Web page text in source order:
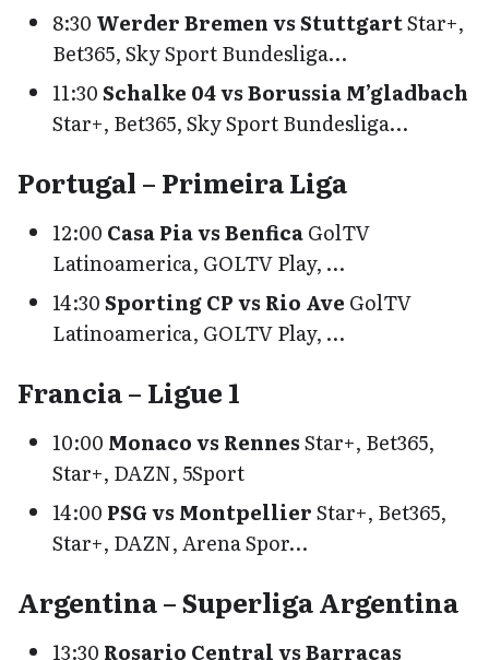
8:30 Werder Bremen vs StuttgartStar+,
Bet365, Sky Sport Bundesliga…
11:30Schalke 04 vs Borussia M’gladbach
Star+, Bet365, Sky Sport Bundesliga…
Portugal – Primeira Liga
12:00 Casa Pia vs BenficaGolTV
Latinoamerica, GOLTV Play, …
14:30Sporting CP vs Rio Ave GolTV
Latinoamerica, GOLTV Play, …
Francia – Ligue 1
10:00 Monaco vs RennesStar+, Bet365,
Star+, DAZN, 5Sport
14:00 PSG vs MontpellierStar+, Bet365,
Star+, DAZN, Arena Spor…
Argentina – Superliga Argentina
13:30 Rosario Central vs Barracas